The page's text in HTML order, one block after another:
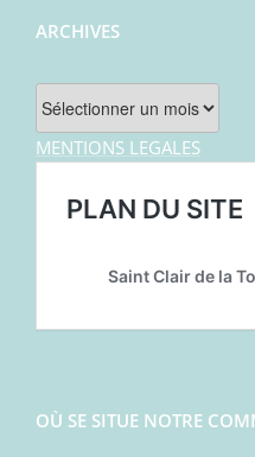
ARCHIVES
Archives
MENTIONS LEGALES
OÙ SE SITUE NOTRE